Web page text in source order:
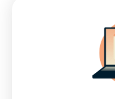
자주 묻는 질문: VPN
위험 부담 없이 beIN